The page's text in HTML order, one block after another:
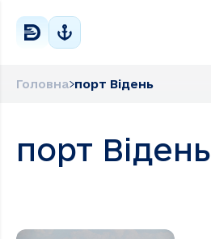
Головна порт Відень
порт Відень